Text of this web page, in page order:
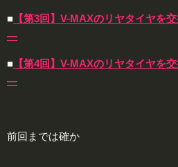
■ 【第3回】V-MAXのリヤタイヤを
―
■ 【第4回】V-MAXのリヤタイヤを
―
前回までは確か